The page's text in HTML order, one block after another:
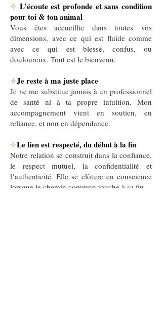
✧ L’écoute est profonde et sans condition
pour toi & ton animal
Vous êtes accueillie dans toutes vos
dimensions, avec ce qui est fluide comme
avec ce qui est blessé, confus, ou
douloureux. Tout est le bienvenu.
✧Je reste à ma juste place
Je ne me substitue jamais à un professionnel
de santé ni à ta propre intuition. Mon
accompagnement vient en soutien, en
reliance, et non en dépendance.
✧Le lien est respecté, du début à la fin
Notre relation se construit dans la confiance,
le respect mutuel, la confidentialité et
l’authenticité. Elle se clôture en conscience
lorsque le chemin commun touche à sa fin.